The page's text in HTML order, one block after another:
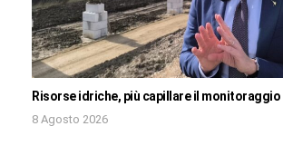
Risorse idriche, più capillare il monitoraggio
8 Agosto 2026